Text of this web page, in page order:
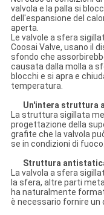
valvola e la palla si
dell'espansione del
aperta.
Le valvole a sfera
Coosai Valve, usano il
sfondo che
causata dalla molla a
blocchi e si apra e
temperatura.
Un'intera struttura
La struttura sigillata
progettazione della
grafite che la valvola
se in condizioni di fuoco.
Struttura
La valvola a sfera
la sfera, altre parti
ha naturalmente
è necessario fornire